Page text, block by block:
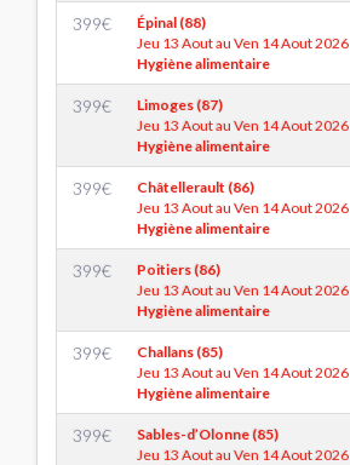
399€
Épinal (88)
Jeu 13 Aout au Ven 14 Aout 2026
Hygiène alimentaire
399€
Limoges (87)
Jeu 13 Aout au Ven 14 Aout 2026
Hygiène alimentaire
399€
Châtellerault (86)
Jeu 13 Aout au Ven 14 Aout 2026
Hygiène alimentaire
399€
Poitiers (86)
Jeu 13 Aout au Ven 14 Aout 2026
Hygiène alimentaire
399€
Challans (85)
Jeu 13 Aout au Ven 14 Aout 2026
Hygiène alimentaire
399€
Sables-d’Olonne (85)
Jeu 13 Aout au Ven 14 Aout 2026